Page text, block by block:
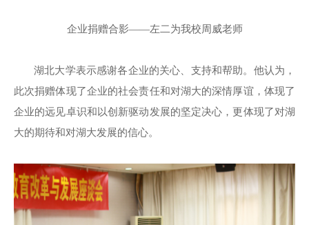
企业捐赠合影——左二为我校周威老师
湖北大学表示感谢各企业的关心、支持和帮助。他认为，
此次捐赠体现了企业的社会责任和对湖大的深情厚谊，体现了
企业的远见卓识和以创新驱动发展的坚定决心，更体现了对湖
大的期待和对湖大发展的信心。